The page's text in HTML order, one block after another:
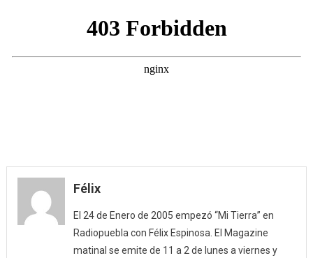
Félix
El 24 de Enero de 2005 empezó “Mi Tierra” en
Radiopuebla con Félix Espinosa. El Magazine
matinal se emite de 11 a 2 de lunes a viernes y